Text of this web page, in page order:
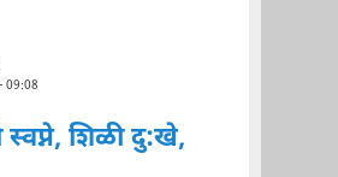
09:08
शिळी दु:खे,